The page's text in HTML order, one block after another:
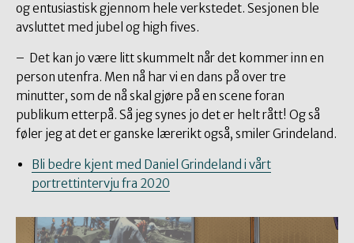
og entusiastisk gjennom hele verkstedet. Sesjonen ble
avsluttet med jubel og high fives.
– Det kan jo være litt skummelt når det kommer inn en
person utenfra. Men nå har vi en dans på over tre
minutter, som de nå skal gjøre på en scene foran
publikum etterpå. Så jeg synes jo det er helt rått! Og så
føler jeg at det er ganske lærerikt også, smiler Grindeland.
Bli bedre kjent med Daniel Grindeland i vårt
portrettintervju fra 2020